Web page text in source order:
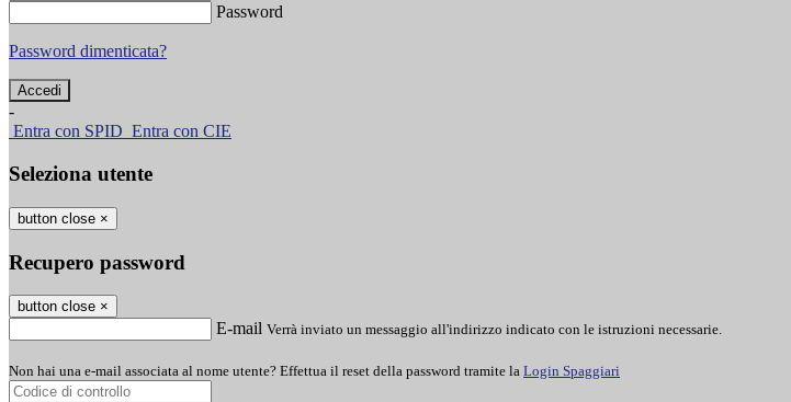
Password
Password dimenticata?
-
Entra con SPID Entra con CIE
Seleziona utente
button close ×
Recupero password
button close ×
E-mail Verrà inviato un messaggio all'indirizzo indicato con le istruzioni necessarie.
Non hai una e-mail associata al nome utente? Effettua il reset della password tramite la Login Spaggiari